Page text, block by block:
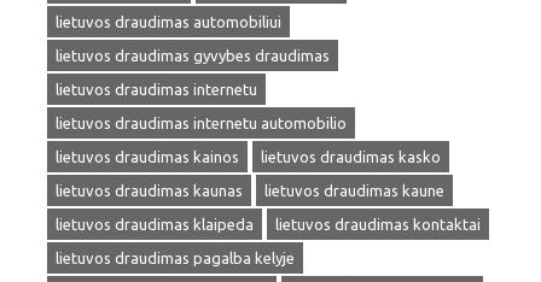
lietuvos draudimas automobiliui
lietuvos draudimas gyvybes draudimas
lietuvos draudimas internetu
lietuvos draudimas internetu automobilio
lietuvos draudimas kainos
lietuvos draudimas kasko
lietuvos draudimas kaunas
lietuvos draudimas kaune
lietuvos draudimas klaipeda
lietuvos draudimas kontaktai
lietuvos draudimas pagalba kelyje